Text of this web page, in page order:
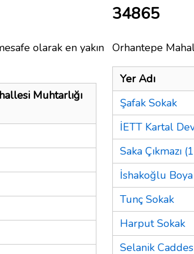
olarak en yakın
Muhtarlığı
34865
Orhantepe
Yer Adı
Şafak Sokak
İETT Kartal
Saka Çıkmazı
İshakoğlu
Tunç Sokak
Harput Sokak
Selanik